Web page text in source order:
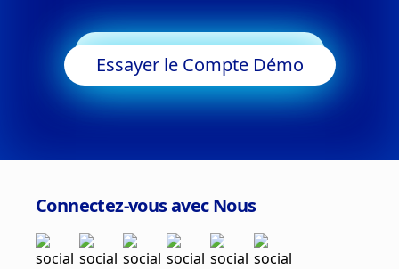
Commencer à Trader
Essayer le Compte Démo
Connectez-vous avec Nous